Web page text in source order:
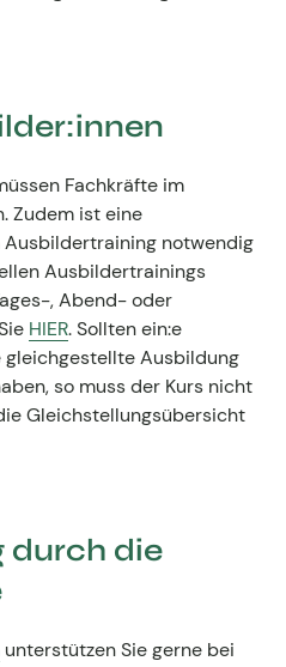
Fachkräfte im
Zudem ist eine
notwendig
Ausbildertrainings
, Abend- oder
HIER. Sollten ein:e
Ausbildung
so muss der Kurs nicht
Gleichstellungsübersicht
durch die
unterstützen Sie gerne bei